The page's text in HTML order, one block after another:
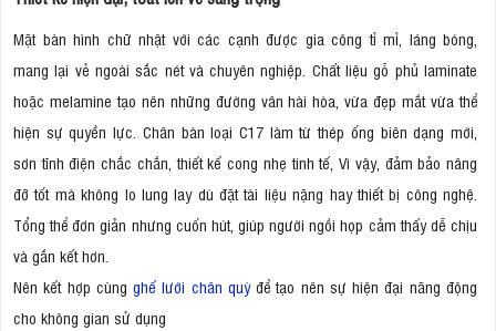
Mặt bàn hình chữ nhật với các cạnh được gia công tỉ mỉ, láng bóng,
mang lại vẻ ngoài sắc nét và chuyên nghiệp. Chất liệu gỗ phủ laminate
hoặc melamine tạo nên những đường vân hài hòa, vừa đẹp mắt vừa thể
hiện sự quyền lực. Chân bàn loại C17 làm từ thép ống biên dạng mới,
sơn tĩnh điện chắc chắn, thiết kế cong nhẹ tinh tế, Vì vậy, đảm bảo nâng
đỡ tốt mà không lo lung lay dù đặt tài liệu nặng hay thiết bị công nghệ.
Tổng thể đơn giản nhưng cuốn hút, giúp người ngồi họp cảm thấy dễ chịu
và gắn kết hơn.
Nên kết hợp cùngghế lưới chân quỳđể tạo nên sự hiện đại năng động
cho không gian sử dụng